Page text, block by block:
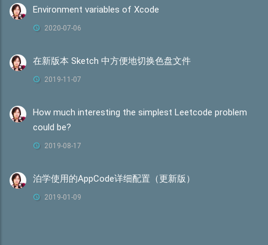
Environment variables of Xcode
2020-07-06
在新版本 Sketch 中方便地切换色盘文件
2019-11-07
How much interesting the simplest Leetcode problem
could be?
2019-08-17
泊学使用的AppCode详细配置（更新版）
2019-01-09